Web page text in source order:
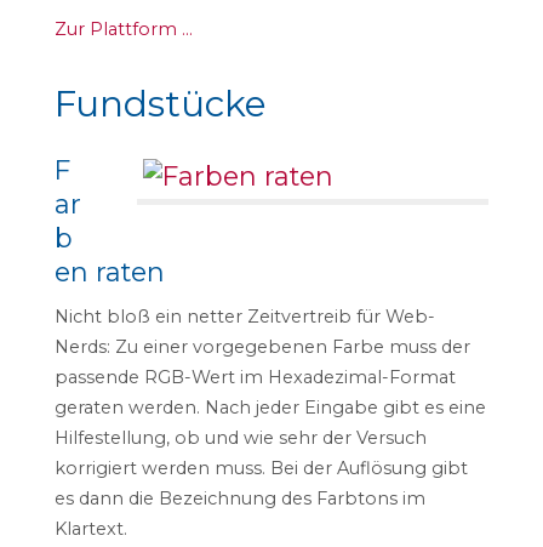
Zur Plattform …
Fundstücke
F
ar
b
en raten
Nicht bloß ein netter Zeitvertreib für Web-
Nerds: Zu einer vorgegebenen Farbe muss der
passende RGB-Wert im Hexadezimal-Format
geraten werden. Nach jeder Eingabe gibt es eine
Hilfestellung, ob und wie sehr der Versuch
korrigiert werden muss. Bei der Auflösung gibt
es dann die Bezeichnung des Farbtons im
Klartext.